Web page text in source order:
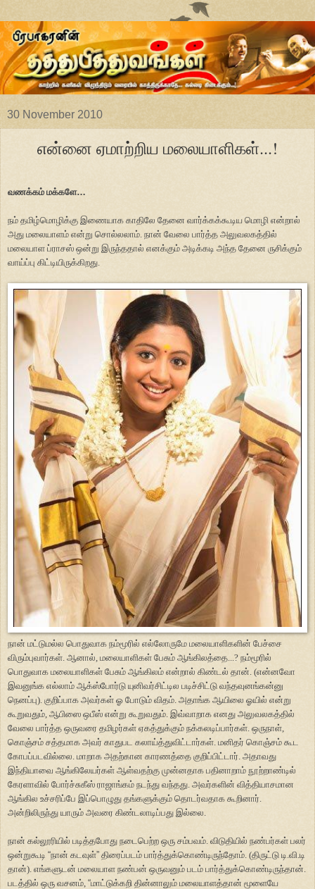
30 November 2010
என்னை ஏமாற்றிய மலையாளிகள்...!
வணக்கம் மக்களே…
நம் தமிழ்மொழிக்கு இணையாக காதிலே தேனை வார்க்கக்கூடிய மொழி என்றால்
அது மலையாளம் என்று சொல்லலாம். நான் வேலை பார்த்த அலுவலகத்தில்
மலையாள ப்ராசஸ் ஒன்று இருந்ததால் எனக்கும் அடிக்கடி அந்த தேனை ருசிக்கும்
வாய்ப்பு கிட்டியிருக்கிறது.
நான் மட்டுமல்ல பொதுவாக நம்மூரில் எல்லோருமே மலையாளிகளின் பேச்சை
விரும்புவார்கள். ஆனால், மலையாளிகள் பேசும் ஆங்கிலத்தை...? நம்மூரில்
பொதுவாக மலையாளிகள் பேசும் ஆங்கிலம் என்றால் கிண்டல் தான். (என்னவோ
இவனுங்க எல்லாம் ஆக்ஸ்போர்டு யுனிவர்சிட்டில படிச்சிட்டு வந்தவுனங்கன்னு
நெனப்பு). குறிப்பாக அவர்கள் ஓ போடும் விதம். அதாங்க ஆயிலை ஓயில் என்று
கூறுவதும், ஆபிஸை ஒபீஸ் என்று கூறுவதும். இவ்வாறாக எனது அலுவலகத்தில்
வேலை பார்த்த ஒருவரை தமிழர்கள் ஏகத்துக்கும் நக்கலடிப்பார்கள். ஒருநாள்,
கொஞ்சம் சத்தமாக அவர் காதுபட கலாய்த்துவிட்டார்கள். மனிதர் கொஞ்சம் கூட
கோபப்படவில்லை. மாறாக அதற்கான காரணத்தை குறிப்பிட்டார். அதாவது
இந்தியாவை ஆங்கிலேயர்கள் ஆள்வதற்கு முன்னதாக பதினாறாம் நூற்றாண்டில்
கேரளாவில் போர்ச்சுகீஸ் ராஜாங்கம் நடந்து வந்தது. அவர்களின் வித்தியாசமான
ஆங்கில உச்சரிப்பே இப்பொழுது தங்களுக்கும் தொடர்வதாக கூறினார்.
அன்றிலிருந்து யாரும் அவரை கிண்டலாடிப்பது இல்லை.
நான் கல்லூரியில் படித்தபோது நடைபெற்ற ஒரு சம்பவம். விடுதியில் நண்பர்கள் பலர்
ஒன்றுகூடி “நான் கடவுள்” திரைப்படம் பார்த்துக்கொண்டிருந்தோம். (திருட்டு டி.வி.டி
தான்). எங்களுடன் மலையாள நண்பன் ஒருவனும் படம் பார்த்துக்கொண்டிருந்தான்.
படத்தில் ஒரு வசனம், “மாட்டுக்கறி தின்னாலும் மலையாளத்தான் மூளையே